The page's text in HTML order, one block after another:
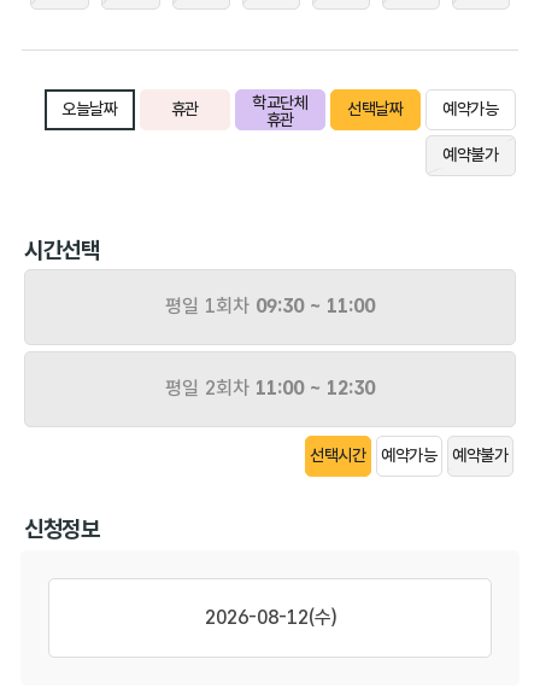
오늘날짜 휴관
학교단체
휴관
선택날짜 예약가능
예약불가
시간선택
평일 1회차 09:30 ~ 11:00
평일 2회차 11:00 ~ 12:30
선택시간 예약가능 예약불가
신청정보
2026-08-12(수)